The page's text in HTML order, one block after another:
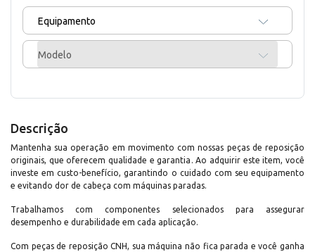
Equipamento
Modelo
Descrição
Mantenha sua operação em movimento com nossas peças de reposição
originais, que oferecem qualidade e garantia. Ao adquirir este item, você
investe em custo-benefício, garantindo o cuidado com seu equipamento
e evitando dor de cabeça com máquinas paradas.
Trabalhamos com componentes selecionados para assegurar
desempenho e durabilidade em cada aplicação.
Com peças de reposição CNH, sua máquina não fica parada e você ganha